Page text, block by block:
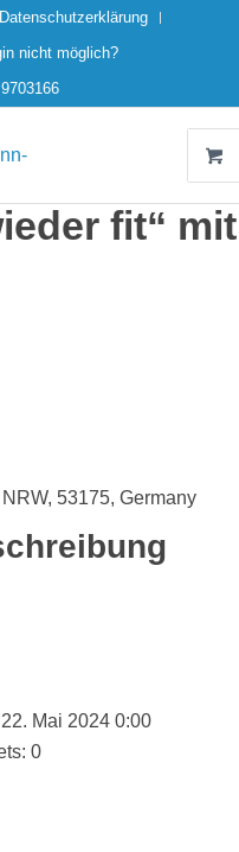
Datenschutzerklärung
nicht möglich?
fit“ mit
53175, Germany
22. Mai 2024 0:00
0